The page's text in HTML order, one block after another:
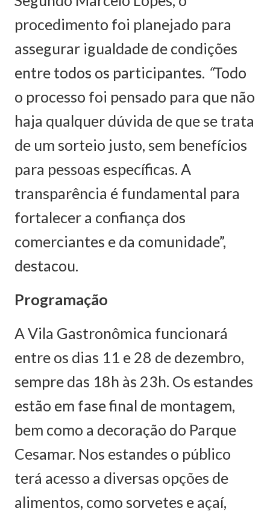
procedimento foi planejado para
assegurar igualdade de condições
entre todos os participantes. “Todo
o processo foi pensado para que não
haja qualquer dúvida de que se trata
de um sorteio justo, sem benefícios
para pessoas específicas. A
transparência é fundamental para
fortalecer a confiança dos
comerciantes e da comunidade”,
destacou.
Programação
A Vila Gastronômica funcionará
entre os dias 11 e 28 de dezembro,
sempre das 18h às 23h. Os estandes
estão em fase final de montagem,
bem como a decoração do Parque
Cesamar. Nos estandes o público
terá acesso a diversas opções de
alimentos, como sorvetes e açaí,